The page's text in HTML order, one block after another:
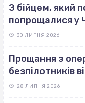
З бійцем, який
попрощалися у
30 ЛИПНЯ 2026
Прощання з
безпілотників
28 ЛИПНЯ 2026